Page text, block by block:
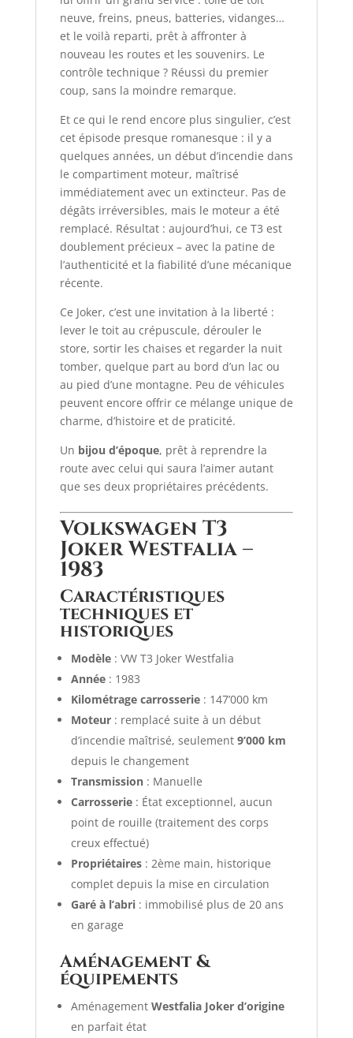
neuve, freins, pneus, batteries, vidanges…
et le voilà reparti, prêt à affronter à
nouveau les routes et les souvenirs. Le
contrôle technique ? Réussi du premier
coup, sans la moindre remarque.
Et ce qui le rend encore plus singulier, c’est
cet épisode presque romanesque : il y a
quelques années, un début d’incendie dans
le compartiment moteur, maîtrisé
immédiatement avec un extincteur. Pas de
dégâts irréversibles, mais le moteur a été
remplacé. Résultat : aujourd’hui, ce T3 est
doublement précieux – avec la patine de
l’authenticité et la fiabilité d’une mécanique
récente.
Ce Joker, c’est une invitation à la liberté :
lever le toit au crépuscule, dérouler le
store, sortir les chaises et regarder la nuit
tomber, quelque part au bord d’un lac ou
au pied d’une montagne. Peu de véhicules
peuvent encore offrir ce mélange unique de
charme, d’histoire et de praticité.
Un bijou d’époque, prêt à reprendre la
route avec celui qui saura l’aimer autant
que ses deux propriétaires précédents.
Volkswagen T3
Joker Westfalia –
1983
Caractéristiques
techniques et
historiques
Modèle: VW T3 Joker Westfalia
Année: 1983
Kilométrage carrosserie: 147’000 km
Moteur: remplacé suite à un début
d’incendie maîtrisé, seulement 9’000 km
depuis le changement
Transmission: Manuelle
Carrosserie: État exceptionnel, aucun
point de rouille (traitement des corps
creux effectué)
Propriétaires: 2ème main, historique
complet depuis la mise en circulation
Garé à l’abri: immobilisé plus de 20 ans
en garage
Aménagement &
équipements
Aménagement Westfalia Joker d’origine
en parfait état